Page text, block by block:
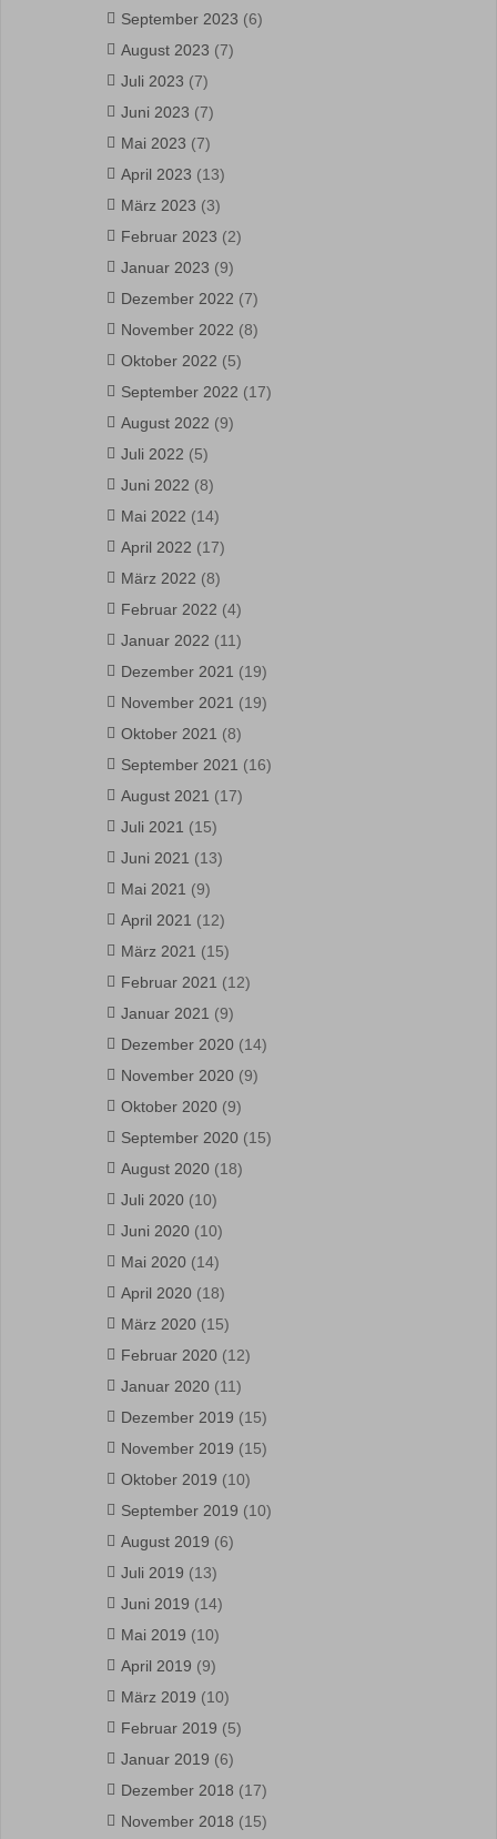
September 2023 (6)
August 2023 (7)
Juli 2023 (7)
Juni 2023 (7)
Mai 2023 (7)
April 2023 (13)
März 2023 (3)
Februar 2023 (2)
Januar 2023 (9)
Dezember 2022 (7)
November 2022 (8)
Oktober 2022 (5)
September 2022 (17)
August 2022 (9)
Juli 2022 (5)
Juni 2022 (8)
Mai 2022 (14)
April 2022 (17)
März 2022 (8)
Februar 2022 (4)
Januar 2022 (11)
Dezember 2021 (19)
November 2021 (19)
Oktober 2021 (8)
September 2021 (16)
August 2021 (17)
Juli 2021 (15)
Juni 2021 (13)
Mai 2021 (9)
April 2021 (12)
März 2021 (15)
Februar 2021 (12)
Januar 2021 (9)
Dezember 2020 (14)
November 2020 (9)
Oktober 2020 (9)
September 2020 (15)
August 2020 (18)
Juli 2020 (10)
Juni 2020 (10)
Mai 2020 (14)
April 2020 (18)
März 2020 (15)
Februar 2020 (12)
Januar 2020 (11)
Dezember 2019 (15)
November 2019 (15)
Oktober 2019 (10)
September 2019 (10)
August 2019 (6)
Juli 2019 (13)
Juni 2019 (14)
Mai 2019 (10)
April 2019 (9)
März 2019 (10)
Februar 2019 (5)
Januar 2019 (6)
Dezember 2018 (17)
November 2018 (15)